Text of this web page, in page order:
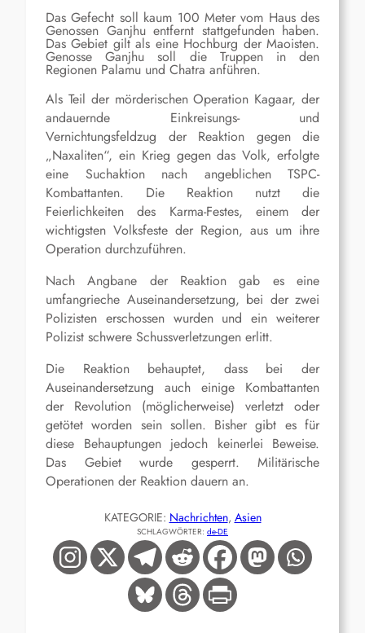
Das Gefecht soll kaum 100 Meter vom Haus des
Genossen Ganjhu entfernt stattgefunden haben.
Das Gebiet gilt als eine Hochburg der Maoisten.
Genosse Ganjhu soll die Truppen in den
Regionen Palamu und Chatra anführen.
Als Teil der mörderischen Operation Kagaar, der
andauernde Einkreisungs- und
Vernichtungsfeldzug der Reaktion gegen die
„Naxaliten“, ein Krieg gegen das Volk, erfolgte
eine Suchaktion nach angeblichen TSPC-
Kombattanten. Die Reaktion nutzt die
Feierlichkeiten des Karma-Festes, einem der
wichtigsten Volksfeste der Region, aus um ihre
Operation durchzuführen.
Nach Angbane der Reaktion gab es eine
umfangrieche Auseinandersetzung, bei der zwei
Polizisten erschossen wurden und ein weiterer
Polizist schwere Schussverletzungen erlitt.
Die Reaktion behauptet, dass bei der
Auseinandersetzung auch einige Kombattanten
der Revolution (möglicherweise) verletzt oder
getötet worden sein sollen. Bisher gibt es für
diese Behauptungen jedoch keinerlei Beweise.
Das Gebiet wurde gesperrt. Militärische
Operationen der Reaktion dauern an.
KATEGORIE: Nachrichten, Asien
SCHLAGWÖRTER: de-DE